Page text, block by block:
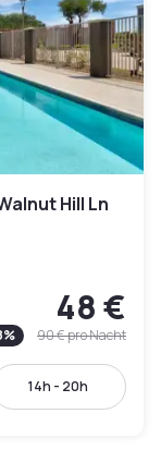
Hill Ln
48 €
% 90 €pro Nacht
14h - 20h